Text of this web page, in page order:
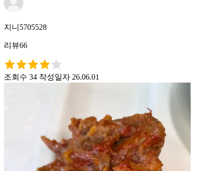
지니5705528
리뷰66
조회수 34 작성일자 26.06.01